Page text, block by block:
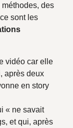
des
sont les
vidéo car elle
après deux
en story
« ne savait
et qui, après